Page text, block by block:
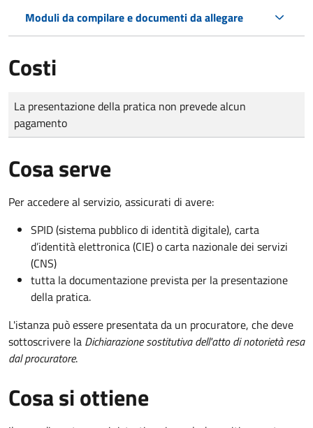
Moduli da compilare e documenti da allegare
Costi
Tipo di pagamento
Importo
La presentazione della pratica non prevede alcun
pagamento
Cosa serve
Per accedere al servizio, assicurati di avere:
SPID (sistema pubblico di identità digitale), carta
d’identità elettronica (CIE) o carta nazionale dei servizi
(CNS)
tutta la documentazione prevista per la presentazione
della pratica.
L'istanza può essere presentata da un procuratore, che deve
sottoscrivere la Dichiarazione sostitutiva dell'atto di notorietà resa
dal procuratore.
Cosa si ottiene